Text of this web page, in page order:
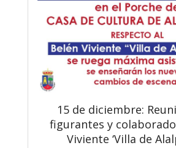
15 de diciembre:
figurantes y
Viviente ‘Villa de